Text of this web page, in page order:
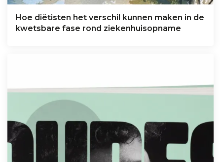
Hoe diëtisten het verschil kunnen maken in de
kwetsbare fase rond ziekenhuisopname